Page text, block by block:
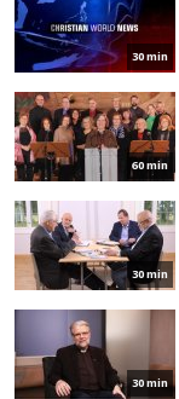
30 min
60 min
30 min
30 min